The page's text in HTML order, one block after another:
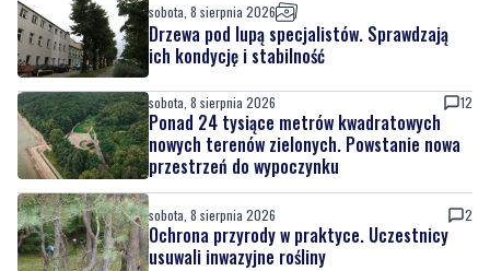
sobota, 8 sierpnia 2026
Drzewa pod lupą specjalistów. Sprawdzają
ich kondycję i stabilność
sobota, 8 sierpnia 2026 12
Ponad 24 tysiące metrów kwadratowych
nowych terenów zielonych. Powstanie nowa
przestrzeń do wypoczynku
sobota, 8 sierpnia 2026 2
Ochrona przyrody w praktyce. Uczestnicy
usuwali inwazyjne rośliny